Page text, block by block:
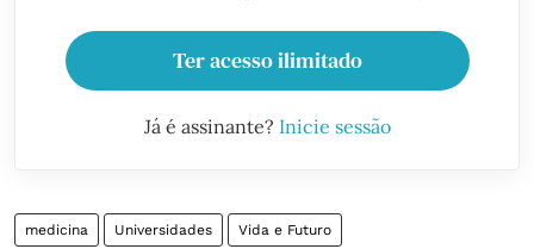
Ter acesso ilimitado
Já é assinante? Inicie sessão
medicina Universidades Vida e Futuro